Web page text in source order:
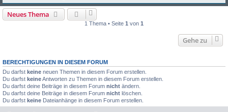
Neues Thema
1 Thema • Seite 1 von 1
Gehe zu
BERECHTIGUNGEN IN DIESEM FORUM
Du darfst keine neuen Themen in diesem Forum erstellen.
Du darfst keineAntworten zu Themen in diesem Forum erstellen.
Du darfst deine Beiträge in diesem Forum nicht ändern.
Du darfst deine Beiträge in diesem Forum nicht löschen.
Du darfst keine Dateianhänge in diesem Forum erstellen.